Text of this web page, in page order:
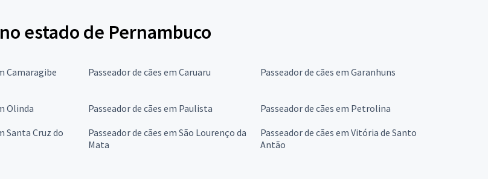
estado de Pernambuco
Camaragibe Passeador de cães em Caruaru Passeador de cães em Garanhuns
Olinda Passeador de cães em Paulista
Passeador de cães em Petrolina
Santa Cruz do
Passeador de cães em São Lourenço da
Mata
Passeador de cães em Vitória de Santo
Antão